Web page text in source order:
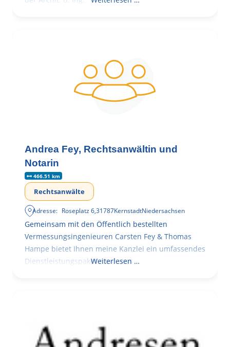
Andrea Fey, Rechtsanwältin und
Notarin
466.51 km
Rechtsanwälte
Adresse: Roseplatz 6,31787KernstadtNiedersachsen
Gemeinsam mit den Öffentlich bestellten
Vermessungsingenieuren Carsten Fey & Thomas
Hampe bietet Ihnen meine Kanzlei ein umfassendes
Dienstleistungspaket rund ums
Weiterlesen …